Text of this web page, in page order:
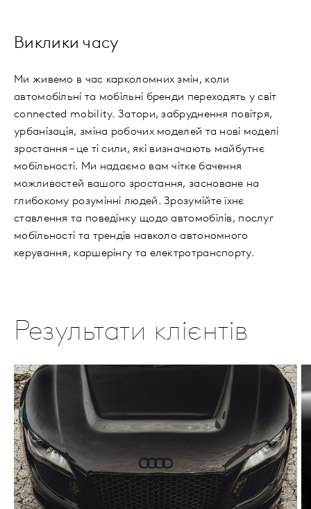
Виклики часу
Ми живемо в час карколомних змін, коли
автомобільні та мобільні бренди переходять у світ
connected mobility. Затори, забруднення повітря,
урбанізація, зміна робочих моделей та нові моделі
зростання – це ті сили, які визначають майбутнє
мобільності. Ми надаємо вам чітке бачення
можливостей вашого зростання, засноване на
глибокому розумінні людей. Зрозумійте їхнє
ставлення та поведінку щодо автомобілів, послуг
мобільності та трендів навколо автономного
керування, каршерінгу та електротранспорту.
Результати клієнтів